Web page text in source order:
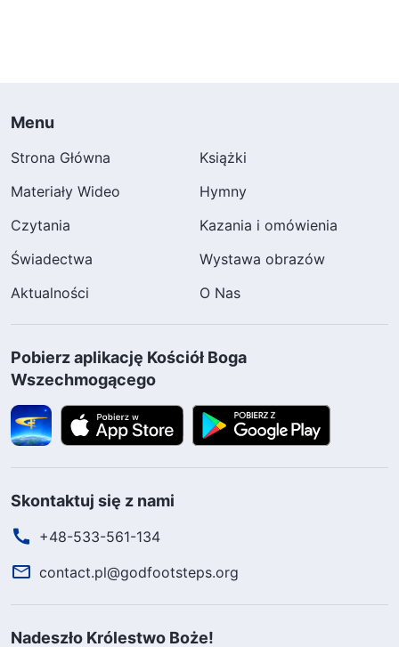
Menu
Strona Główna
Książki
Materiały Wideo
Hymny
Czytania
Kazania i omówienia
Świadectwa
Wystawa obrazów
Aktualności
O Nas
Pobierz aplikację Kościół Boga
Wszechmogącego
Skontaktuj się z nami
+48-533-561-134
contact.pl@godfootsteps.org
Nadeszło Królestwo Boże!